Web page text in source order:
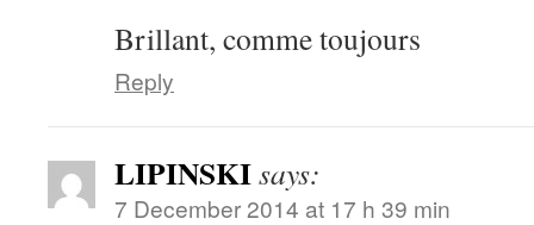
Brillant, comme toujours
Reply
LIPINSKIsays:
7 December 2014 at 17 h 39 min